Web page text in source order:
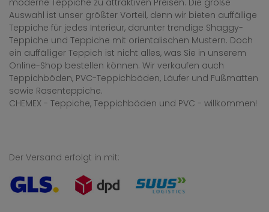
moderne Teppiche zu attraktiven Preisen. Die große
Auswahl ist unser größter Vorteil, denn wir bieten auffällige
Teppiche für jedes Interieur, darunter trendige Shaggy-
Teppiche und Teppiche mit orientalischen Mustern. Doch
ein auffälliger Teppich ist nicht alles, was Sie in unserem
Online-Shop bestellen können. Wir verkaufen auch
Teppichböden, PVC-Teppichböden, Läufer und Fußmatten
sowie Rasenteppiche.
CHEMEX - Teppiche, Teppichböden und PVC - willkommen!
Der Versand erfolgt in mit: